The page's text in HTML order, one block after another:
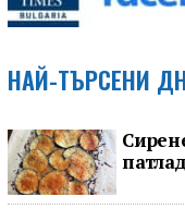
НАЙ-ТЪРСЕНИ